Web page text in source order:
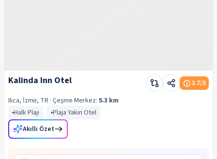
Kalinda Inn Otel 3.7/5
Ilıca, İzmir, TR · Çeşme Merkez: 5.3 km
Halk Plajı
Plaja Yakın Otel
Akıllı Özet